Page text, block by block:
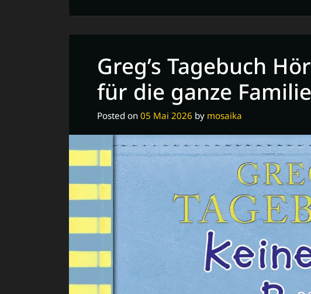
die
Geheimnisse
dem
faszinierenden
MysteryKit
Greg’s Tagebuch
für die ganze Familie
Posted on 05 Mai 2026 by mosaika